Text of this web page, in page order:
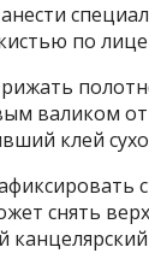
по
валиком
клей
снять
канцелярский